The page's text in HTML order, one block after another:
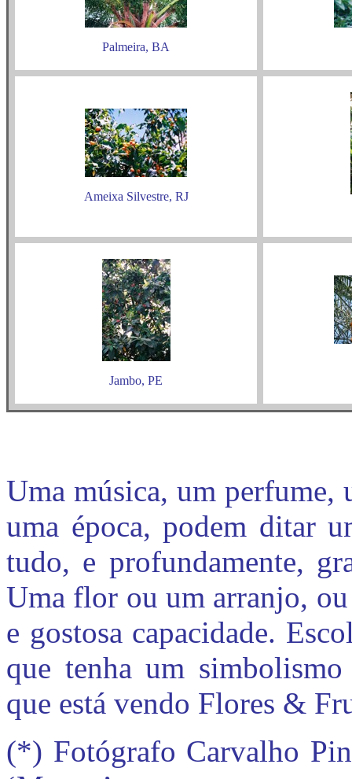
Palmeira, BA
Ameixa Silvestre, RJ
Jambo, PE
Uma música, um
uma época, podem ditar
tudo, e profundamente,
Uma flor ou um arranjo,
e gostosa capacidade.
que tenha um
que está vendo Flores &
(*) Fotógrafo Carvalho